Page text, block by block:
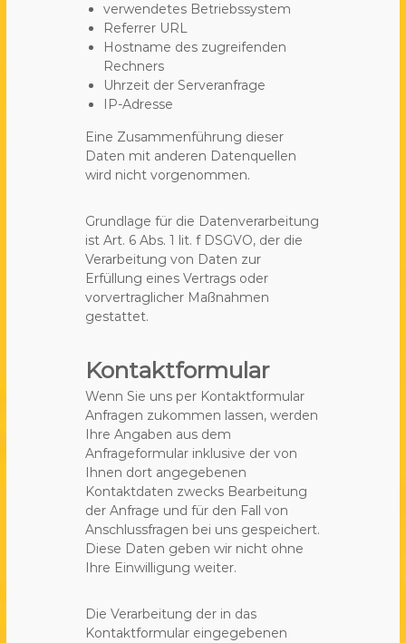
verwendetes Betriebssystem
Referrer URL
Hostname des zugreifenden
Rechners
Uhrzeit der Serveranfrage
IP-Adresse
Eine Zusammenführung dieser
Daten mit anderen Datenquellen
wird nicht vorgenommen.
Grundlage für die Datenverarbeitung
ist Art. 6 Abs. 1 lit. f DSGVO, der die
Verarbeitung von Daten zur
Erfüllung eines Vertrags oder
vorvertraglicher Maßnahmen
gestattet.
Kontaktformular
Wenn Sie uns per Kontaktformular
Anfragen zukommen lassen, werden
Ihre Angaben aus dem
Anfrageformular inklusive der von
Ihnen dort angegebenen
Kontaktdaten zwecks Bearbeitung
der Anfrage und für den Fall von
Anschlussfragen bei uns gespeichert.
Diese Daten geben wir nicht ohne
Ihre Einwilligung weiter.
Die Verarbeitung der in das
Kontaktformular eingegebenen